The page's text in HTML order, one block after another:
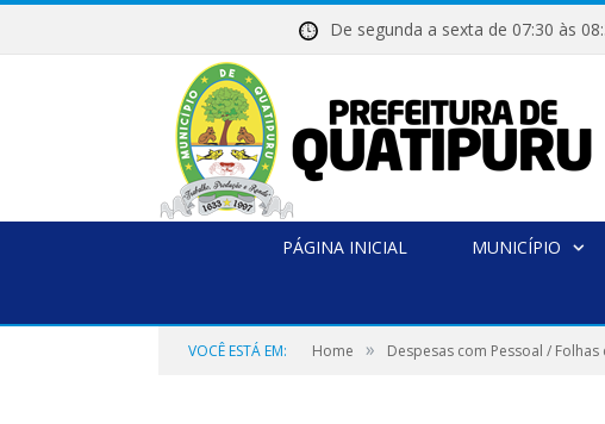
De segunda a sexta de 07:30
PÁGINA INICIAL MUNICÍPIO
VOCÊ ESTÁ EM: Home » Despesas com Pessoal /